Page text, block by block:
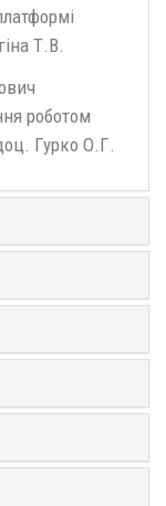
Т.В.
роботом
Гурко О.Г.